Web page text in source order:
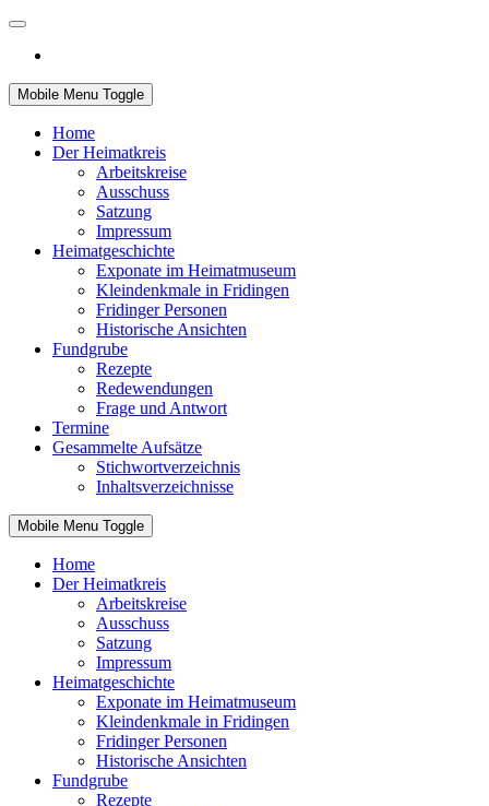
Mobile Menu Toggle
Home
Der Heimatkreis
Arbeitskreise
Ausschuss
Satzung
Impressum
Heimatgeschichte
Exponate im Heimatmuseum
Kleindenkmale in Fridingen
Fridinger Personen
Historische Ansichten
Fundgrube
Rezepte
Redewendungen
Frage und Antwort
Termine
Gesammelte Aufsätze
Stichwortverzeichnis
Inhaltsverzeichnisse
Mobile Menu Toggle
Home
Der Heimatkreis
Arbeitskreise
Ausschuss
Satzung
Impressum
Heimatgeschichte
Exponate im Heimatmuseum
Kleindenkmale in Fridingen
Fridinger Personen
Historische Ansichten
Fundgrube
Rezepte